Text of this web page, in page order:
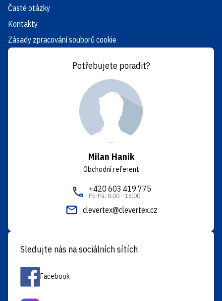
Časté otázky
Kontakty
Zásady zpracování souborů cookie
Potřebujete poradit?
Milan Hanik
Obchodní referent
+420 603 419 775
Po-Pá: 8:00 - 16:00
clevertex@clevertex.cz
Sledujte nás na sociálních sítích
Facebook